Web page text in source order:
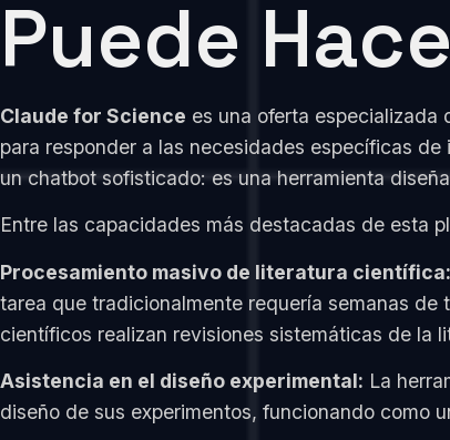
Puede
Claude for Science es una oferta
para responder a las necesidades específicas
un chatbot sofisticado: es una herramienta
Entre las capacidades más destacadas de esta
Procesamiento masivo de literatura científica:
tarea que tradicionalmente requería semanas
científicos realizan revisiones sistemáticas de la
Asistencia en el diseño experimental: La
diseño de sus experimentos, funcionando como